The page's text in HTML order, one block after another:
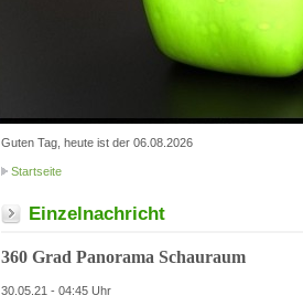
Guten Tag, heute ist der 06.08.2026
Startseite
Einzelnachricht
360 Grad Panorama Schauraum
30.05.21 - 04:45 Uhr